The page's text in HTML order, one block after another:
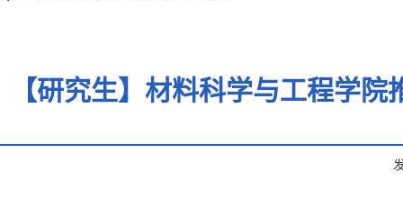
【研究生】材料科学与工程学